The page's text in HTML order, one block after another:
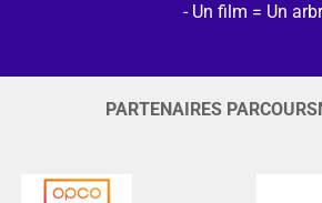
Un film = Un
PARTENAIRES